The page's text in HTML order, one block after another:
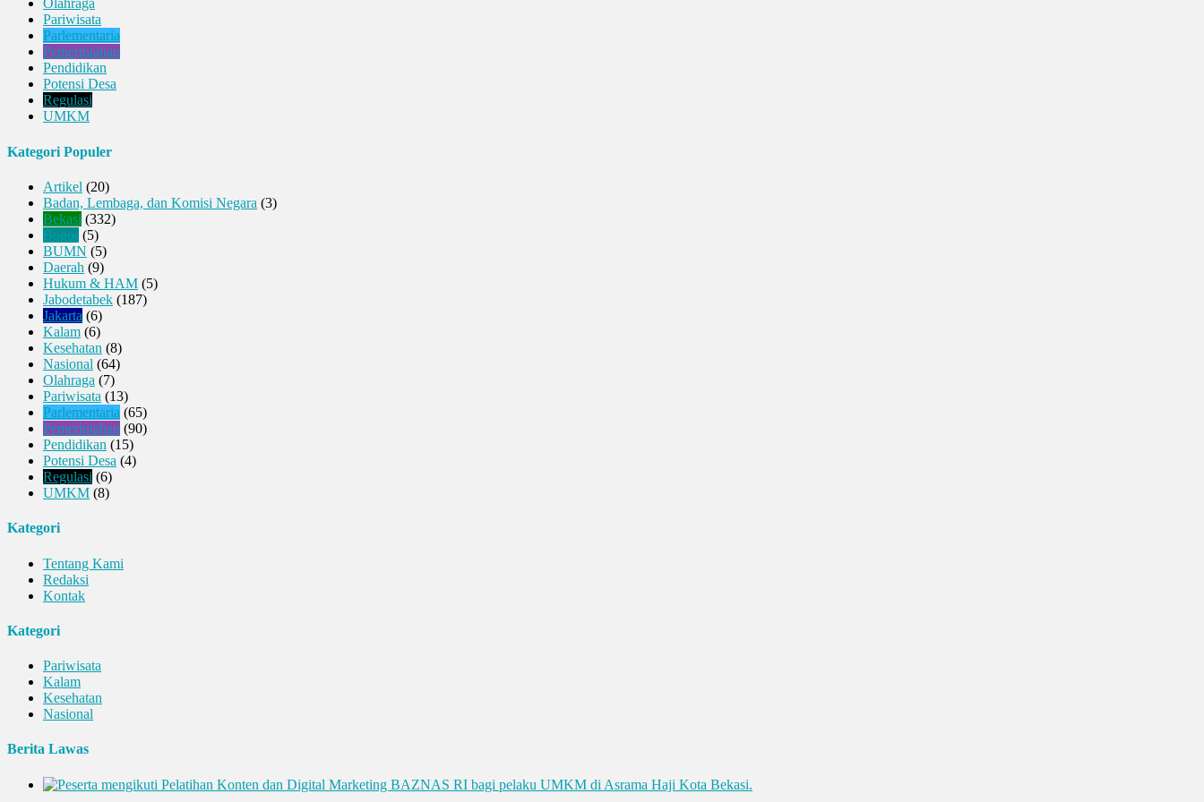
Olahraga
Pariwisata
Parlementaria
Pemerintahan
Pendidikan
Potensi Desa
Regulasi
UMKM
Kategori Populer
Artikel (20)
Badan, Lembaga, dan Komisi Negara (3)
Bekasi (332)
Bogor(5)
BUMN (5)
Daerah (9)
Hukum & HAM (5)
Jabodetabek (187)
Jakarta (6)
Kalam (6)
Kesehatan (8)
Nasional (64)
Olahraga (7)
Pariwisata (13)
Parlementaria (65)
Pemerintahan (90)
Pendidikan (15)
Potensi Desa (4)
Regulasi (6)
UMKM (8)
Kategori
Tentang Kami
Redaksi
Kontak
Kategori
Pariwisata
Kalam
Kesehatan
Nasional
Berita Lawas